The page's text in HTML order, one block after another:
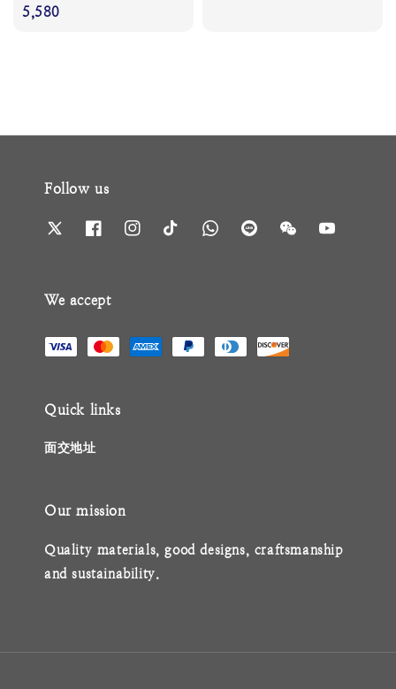
price
5,580
Follow us
We accept
Quick links
面交地址
Our mission
Quality materials, good designs, craftsmanship
and sustainability.